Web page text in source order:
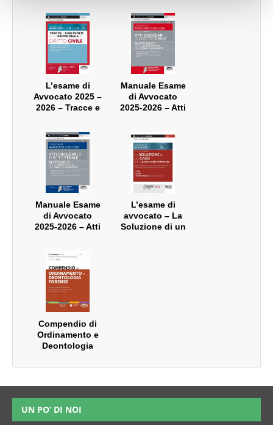
L’esame di
Avvocato 2025 –
2026 – Tracce e
Prova Orale –
Diritto Civile
Manuale Esame
di Avvocato
2025-2026 – Atti
Manuale Esame
di Avvocato
2025-2026 – Atti
L’esame di
avvocato – La
Soluzione di un
Compendio di
Ordinamento e
Deontologia
UN PO’ DI NOI